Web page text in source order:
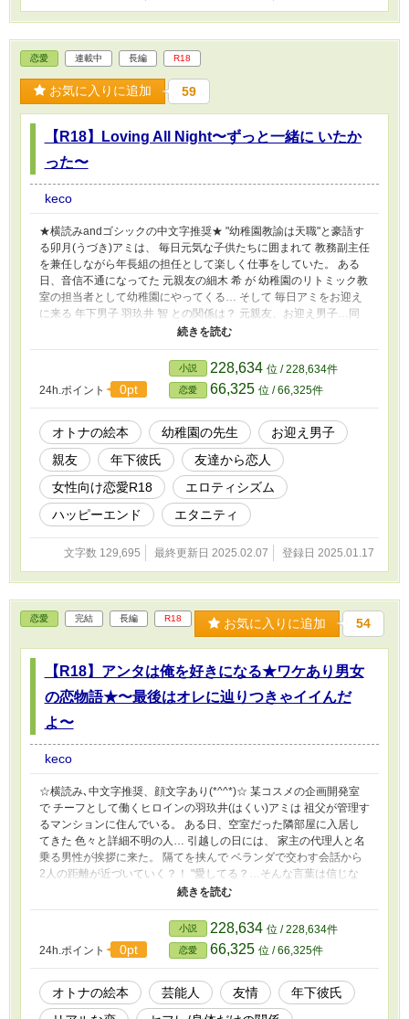
恋愛 連載中 長編 R18
お気に入りに追加 59
【R18】Loving All Night〜ずっと一緒に いたか
った〜
keco
★横読みandゴシックの中文字推奨★ "幼稚園教諭は天職"と豪語す
る卯月(うづき)アミは、 毎日元気な子供たちに囲まれて 教務副主任
を兼任しながら年長組の担任として楽しく仕事をしていた。 ある
日、音信不通になってた 元親友の細木 希 が 幼稚園のリトミック教
室の担当者として幼稚園にやってくる… そして 毎日アミをお迎え
に来る 年下男子 羽玖井 智 との関係は？ 元親友、お迎え男子…同
僚… 恋愛下手のアミを取り巻く男子たちと どうなっていくのか…
このお話はフィクションです。 職業については、事前に調べたり
実際に話を聞きとりしてますが 実際のお仕事内容と相違ありま
す。 何卒ご了承くださいませ！ 顔文字ありです(*･ω･)*_ _)ﾍﾟｺﾘ
24h.ポイント
0pt
小説 228,634 位 / 228,634件
恋愛 66,325 位 / 66,325件
オトナの絵本 幼稚園の先生
お迎え男子
親友
年下彼氏
友達から恋人
女性向け恋愛R18
エロティシズム
ハッピーエンド
エタニティ
文字数 129,695 最終更新日 2025.02.07 登録日 2025.01.17
恋愛 完結 長編 R18 お気に入りに追加 54
【R18】アンタは俺を好きになる★ワケあり男女
の恋物語★〜最後はオレに辿りつきゃイイんだ
よ〜
keco
☆横読み､中文字推奨、顔文字あり(*^^*)☆ 某コスメの企画開発室
で チーフとして働くヒロインの羽玖井(はくい)アミは 祖父が管理す
るマンションに住んでいる。 ある日、空室だった隣部屋に入居し
てきた 色々と詳細不明の人… 引越しの日には、 家主の代理人と名
乗る男性が挨拶に来た。 隔てを挟んで ベランダで交わす会話から
2人の距離が近づいていく？！ "愛してる？…そんな言葉は信じな
い" "本気で俺と向き合って…" 育った環境故、少しひねくれた年上
ヒロイン… 自由に恋愛できなかった年下男子… ワケありの2人の想
いは…実を結ぶのか？！… これはフィクションです‼️
24h.ポイント 0pt
小説 228,634 位 / 228,634件
恋愛 66,325 位 / 66,325件
オトナの絵本 芸能人 友情
年下彼氏